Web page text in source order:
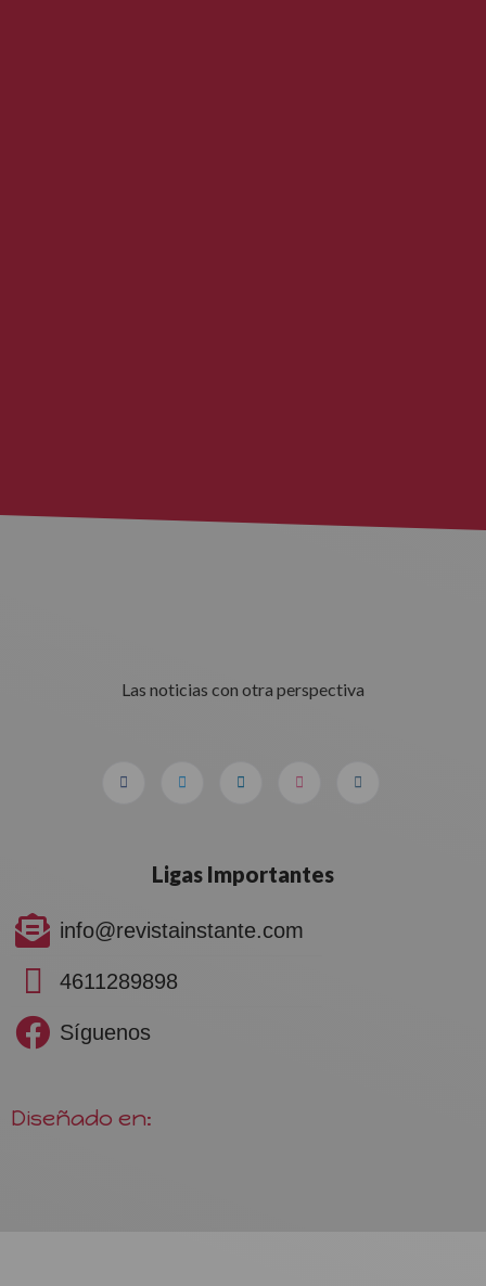
Las noticias con otra perspectiva
Ligas Importantes
info@revistainstante.com
4611289898
Síguenos
Diseñado en: